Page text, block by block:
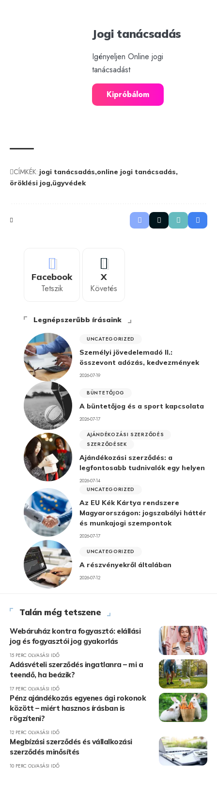
Jogi tanácsadás
Igényeljen Online jogi
tanácsadást
Kipróbálom
CÍMKÉK: jogi tanácsadás online jogi tanácsadás
öröklési jog ügyvédek
Facebook
Tetszik
X
Követés
Legnépszerűbb írásaink
UNCATEGORIZED
Személyi jövedelemadó II.:
összevont adózás, kedvezmények
2026-07-19
BÜNTETŐJOG
A büntetőjog és a sport kapcsolata
2026-07-17
AJÁNDÉKOZÁSI SZERZŐDÉS
SZERZŐDÉSEK
Ajándékozási szerződés: a
legfontosabb tudnivalók egy helyen
2026-07-14
UNCATEGORIZED
Az EU Kék Kártya rendszere
Magyarországon: jogszabályi háttér
és munkajogi szempontok
2026-07-17
UNCATEGORIZED
A részvényekről általában
2026-07-12
Talán még tetszene
Webáruház kontra fogyasztó: elállási
jog és fogyasztói jog gyakorlás
15 PERC OLVASÁSI IDŐ
Adásvételi szerződés ingatlanra – mi a
teendő, ha beázik?
17 PERC OLVASÁSI IDŐ
Pénz ajándékozás egyenes ági rokonok
között – miért hasznos írásban is
rögzíteni?
12 PERC OLVASÁSI IDŐ
Megbízási szerződés és vállalkozási
szerződés minősítés
10 PERC OLVASÁSI IDŐ